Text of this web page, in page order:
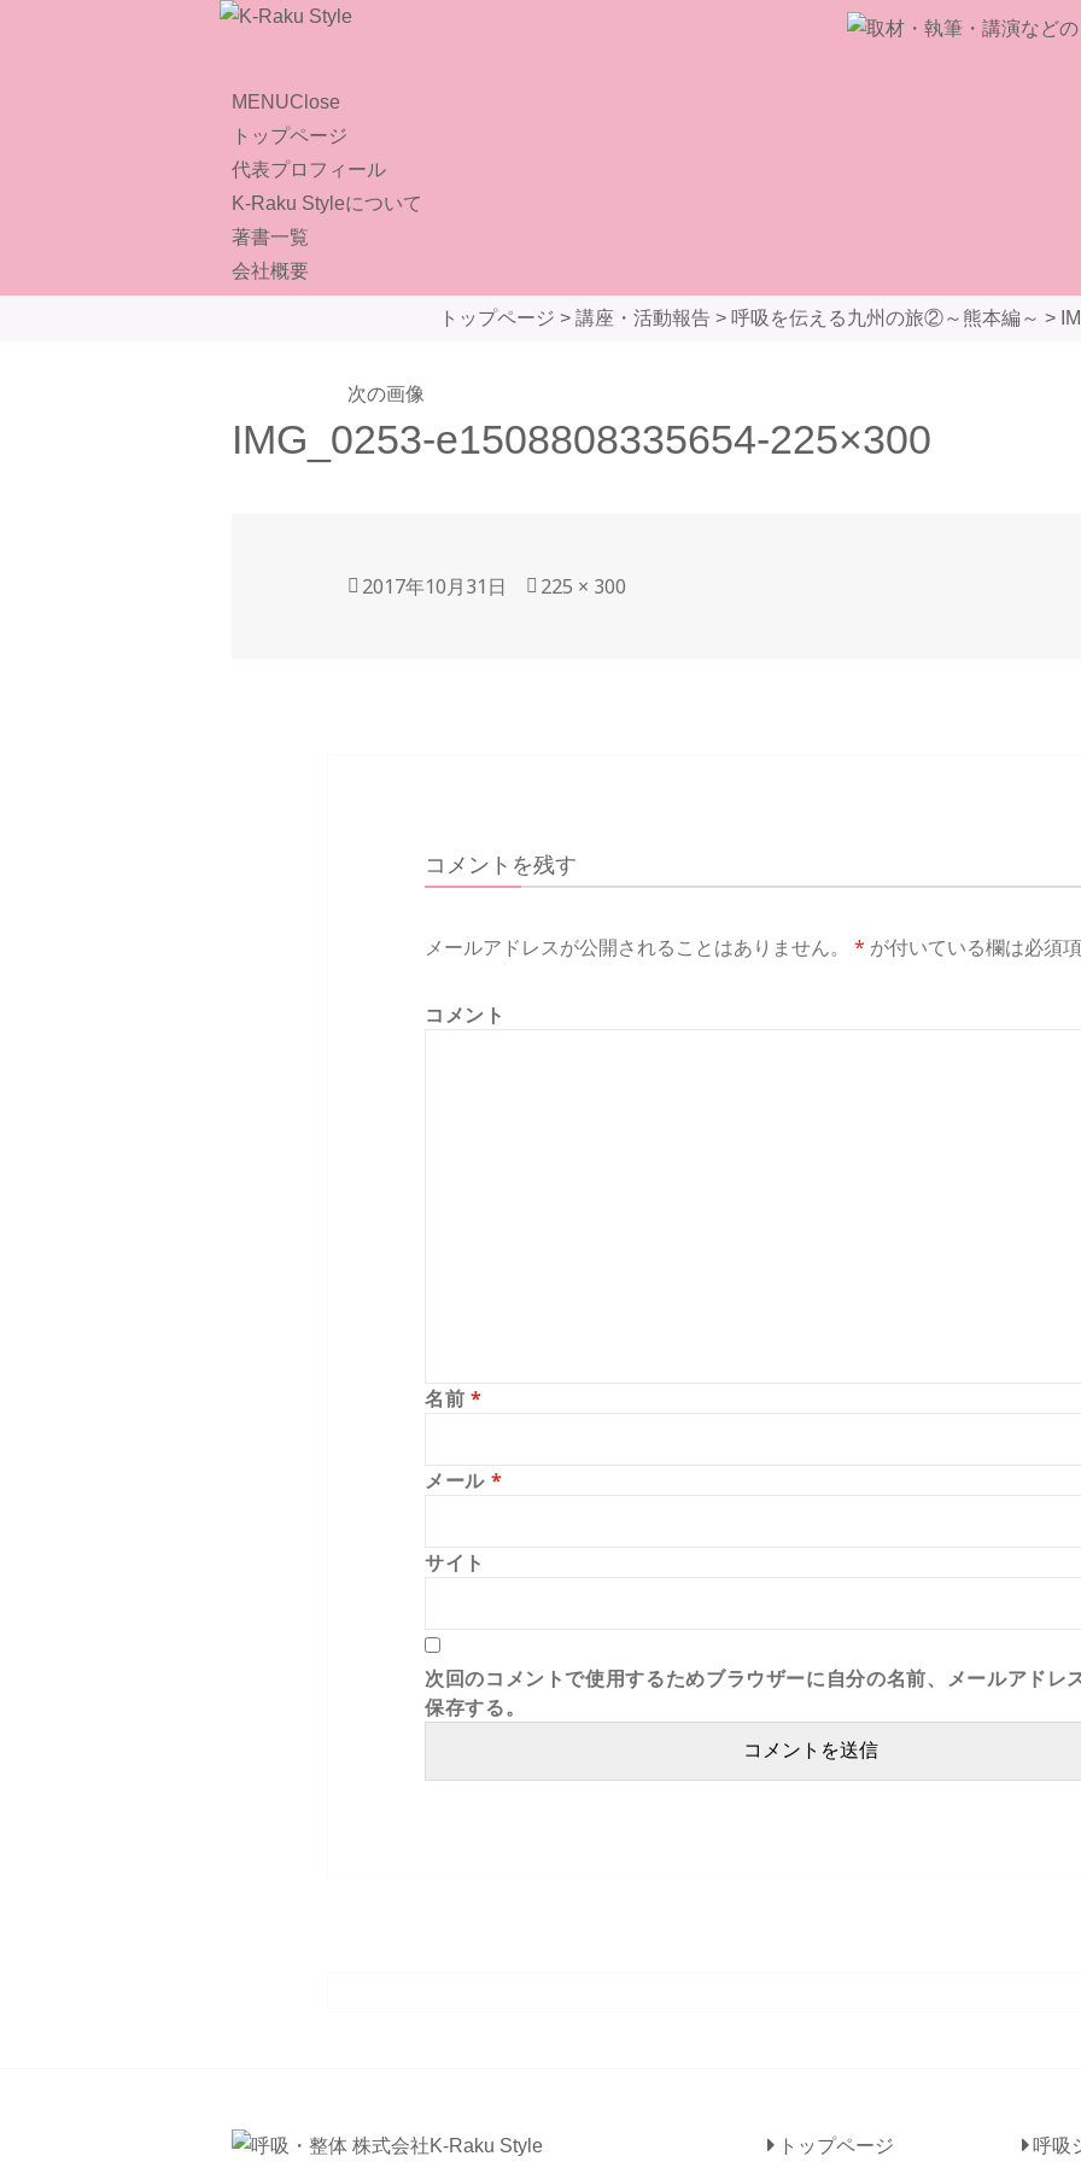
MENUClose
トップページ
代表プロフィール
K-Raku Styleについて
著書一覧
会社概要
トップページ > 講座・活動報告 > 呼吸を伝える九州の旅②～熊本編～ >
次の画像
IMG_0253-e1508808335654-225×300
投
2017年10月31日
フ
225 × 300
コメントを残す
メールアドレスが公開されることはありません。 * が付いている欄は必須
コメント
名前 *
メール *
サイト
次回のコメントで使用するためブラウザーに自分の名前、メールアドレ
保存する。
ビ
トップページ 呼吸